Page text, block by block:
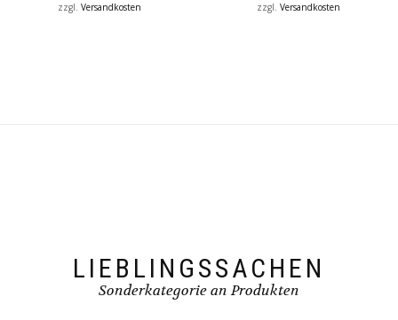
zzgl. Versandkosten
zzgl. Versandkosten
LIEBLINGSSACHEN
Sonderkategorie an Produkten